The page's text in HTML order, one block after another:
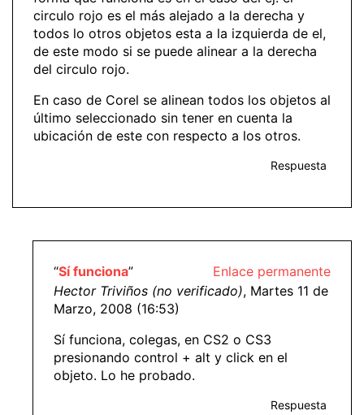
circulo rojo es el más alejado a la derecha y
todos lo otros objetos esta a la izquierda de el,
de este modo si se puede alinear a la derecha
del circulo rojo.
En caso de Corel se alinean todos los objetos al
último seleccionado sin tener en cuenta la
ubicación de este con respecto a los otros.
Respuesta
Enlace permanente
“Sí funciona”
Hector Triviños (no verificado), Martes 11 de
Marzo, 2008 (16:53)
Sí funciona, colegas, en CS2 o CS3
presionando control + alt y click en el
objeto. Lo he probado.
Respuesta